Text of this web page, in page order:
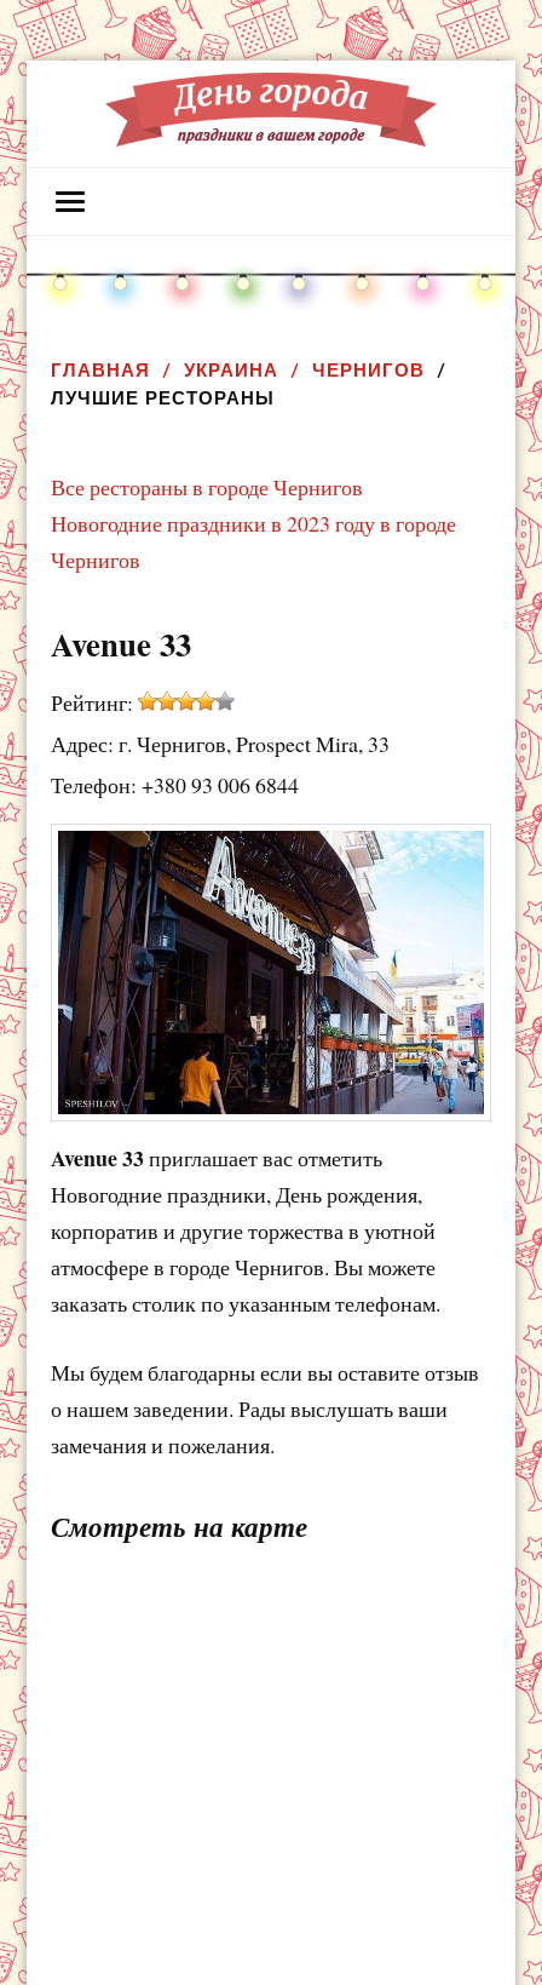
ГЛАВНАЯ УКРАИНА
ЧЕРНИГОВ
ЛУЧШИЕ РЕСТОРАНЫ
Все рестораны в городе Чернигов
Новогодние праздники в 2023 году в городе
Чернигов
Avenue 33
Рейтинг:
Адрес: г. Чернигов, Prospect Mira, 33
Телефон: +380 93 006 6844
Avenue 33приглашает вас отметить
Новогодние праздники, День рождения,
корпоратив и другие торжества в уютной
атмосфере в городе Чернигов. Вы можете
заказать столик по указанным телефонам.
Мы будем благодарны если вы оставите отзыв
о нашем заведении. Рады выслушать ваши
замечания и пожелания.
Смотреть на карте